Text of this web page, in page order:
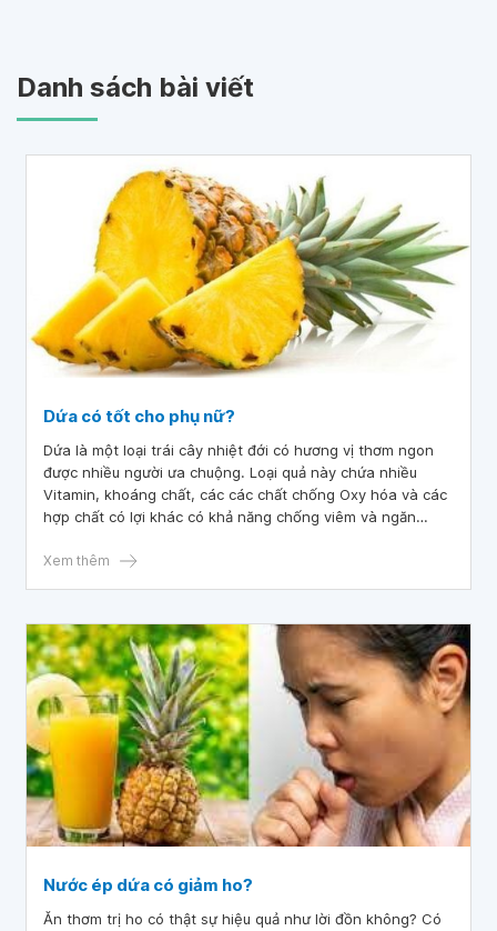
Danh sách bài viết
Dứa có tốt cho phụ nữ?
Dứa là một loại trái cây nhiệt đới có hương vị thơm ngon
được nhiều người ưa chuộng. Loại quả này chứa nhiều
Vitamin, khoáng chất, các các chất chống Oxy hóa và các
hợp chất có lợi khác có khả năng chống viêm và ngăn
lợi ích sức khỏe, nhiều người đặt câu hỏi rằng liệu loại quả
Xem thêm
Nước ép dứa có giảm ho?
Ăn thơm trị ho có thật sự hiệu quả như lời đồn không? Có